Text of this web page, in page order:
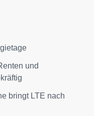
und
bringt LTE nach